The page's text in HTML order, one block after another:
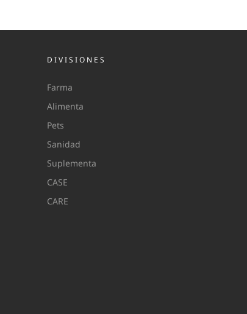
DIVISIONES
Farma
Alimenta
Pets
Sanidad
Suplementa
CASE
CARE